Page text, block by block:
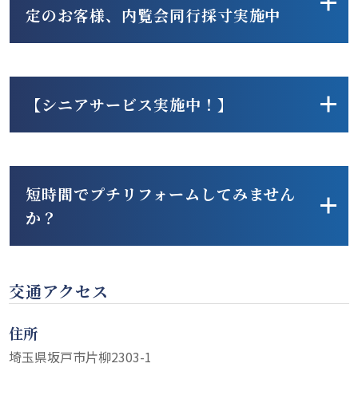
定のお客様、内覧会同行採寸実施中
【シニアサービス実施中！】
短時間でプチリフォームしてみません
か？
交通アクセス
住所
埼玉県坂戸市片柳2303-1